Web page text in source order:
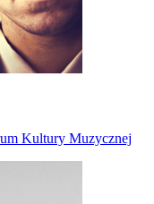
Kultury Muzycznej